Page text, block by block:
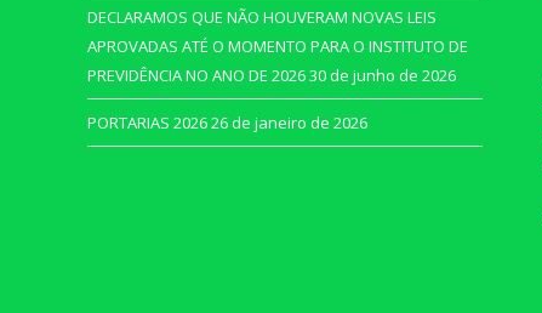
DECLARAMOS QUE NÃO HOUVERAM NOVAS LEIS
APROVADAS ATÉ O MOMENTO PARA O INSTITUTO DE
PREVIDÊNCIA NO ANO DE 202630 de junho de 2026
PORTARIAS 202626 de janeiro de 2026